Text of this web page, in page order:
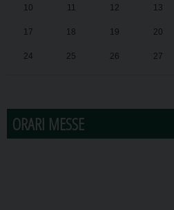
10 11 12 13
17 18 19 20
24 25 26 27
ORARI MESSE